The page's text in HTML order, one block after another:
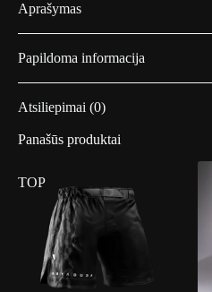
Aprašymas
Papildoma informacija
Atsiliepimai (0)
Panašūs produktai
TOP